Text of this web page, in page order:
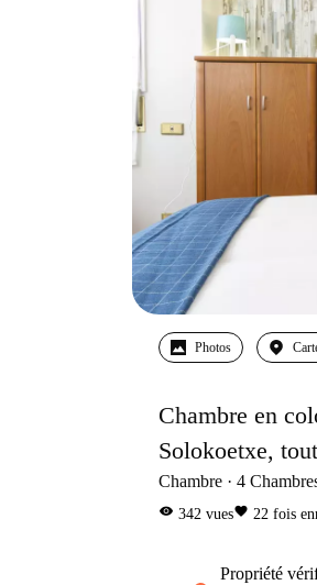
Photos
Chambre en
Solokoetxe,
Chambre 4
visibility 342 vuesfavorite 22 fois
propriété